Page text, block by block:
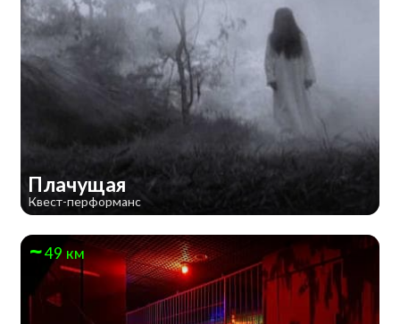
Плачущая
Квест-перформанс
49 км